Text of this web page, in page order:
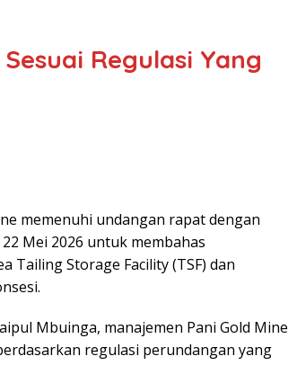
Regulasi Yang
memenuhi undangan rapat dengan
Mei 2026 untuk membahas
Tailing Storage Facility (TSF) dan
Mbuinga, manajemen Pani Gold Mine
regulasi perundangan yang